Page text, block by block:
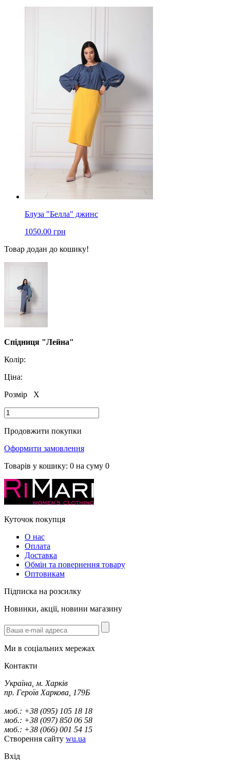
Блуза "Белла" джинс
1050.00 грн
Товар додан до кошику!
Спідниця "Лейна"
Колір:
Ціна:
Розмір
X
Продовжити покупки
Оформити замовлення
Товарів у кошику: 0 на суму 0
Куточок покупця
О нас
Оплата
Доставка
Обмін та повернення товару
Оптовикам
Підписка на розсилку
Новинки, акції, новини магазину
Ми в соціальних мережах
Контакти
Україна, м. Харків
пр. Героїв Харкова, 179Б
моб.: +38 (095) 105 18 18
моб.: +38 (097) 850 06 58
моб.: +38 (066) 001 54 15
Створення сайту wu.ua
Вхід